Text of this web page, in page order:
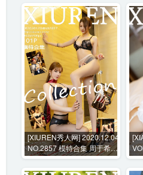
[XIUREN秀人网] 2020.12.04
NO.2857 模特合集 周于希
Sandy Emily顾奈奈 [101P-
1030MB]